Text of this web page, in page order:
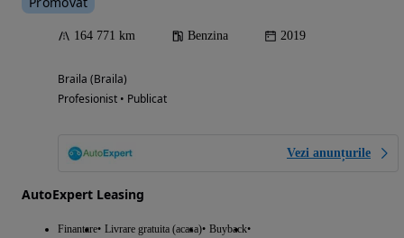
164 771 km Benzina 2019
Braila (Braila)
Profesionist • Publicat
Vezi anunțurile
AutoExpert Leasing
Finantare Livrare gratuita (acasa) Buyback